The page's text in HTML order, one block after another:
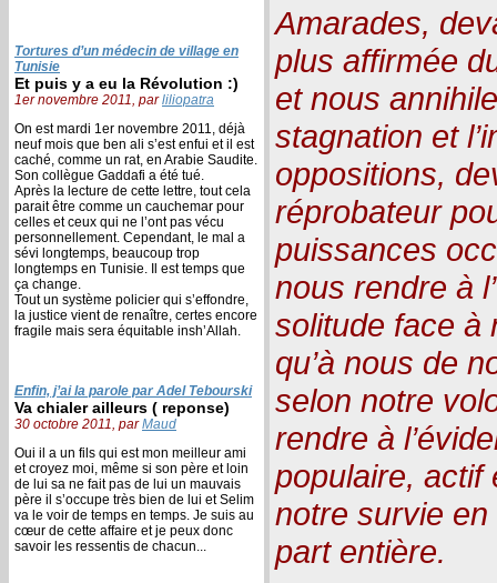
Tortures d’un médecin de village en
Tunisie
Et puis y a eu la Révolution :)
1er novembre 2011, parliliopatra
On est mardi 1er novembre 2011, déjà
neuf mois que ben ali s’est enfui et il est
caché, comme un rat, en Arabie Saudite.
Son collègue Gaddafi a été tué.
Après la lecture de cette lettre, tout cela
parait être comme un cauchemar pour
celles et ceux qui ne l’ont pas vécu
personnellement. Cependant, le mal a
sévi longtemps, beaucoup trop
longtemps en Tunisie. Il est temps que
ça change.
Tout un système policier qui s’effondre,
la justice vient de renaître, certes encore
fragile mais sera équitable insh’Allah.
Enfin, j’ai la parole par Adel Tebourski
Va chialer ailleurs ( reponse)
30 octobre 2011, parMaud
Oui il a un fils qui est mon meilleur ami
et croyez moi, même si son père et loin
de lui sa ne fait pas de lui un mauvais
père il s’occupe très bien de lui et Selim
va le voir de temps en temps. Je suis au
cœur de cette affaire et je peux donc
savoir les ressentis de chacun...
Amarades,
plus affirmée
et nous
stagnation et
oppositions,
réprobateur
puissances
nous rendre à
solitude face à
qu’à nous de
selon notre
rendre à
populaire, actif
notre survie en
part entière.